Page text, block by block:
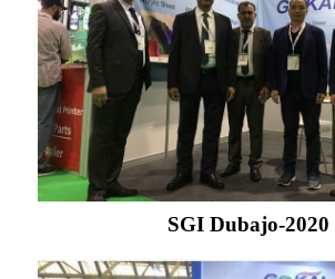
SGI Dubajo-2020